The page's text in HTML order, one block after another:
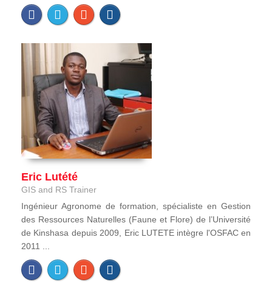
Eric Lutété
GIS and RS Trainer
Ingénieur Agronome de formation, spécialiste en Gestion
des Ressources Naturelles (Faune et Flore) de l’Université
de Kinshasa depuis 2009, Eric LUTETE intègre l'OSFAC en
2011 ...